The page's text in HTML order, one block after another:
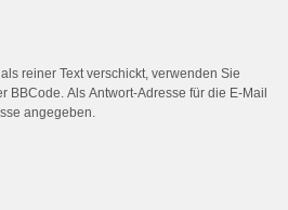
reiner Text verschickt, verwenden Sie
BBCode. Als Antwort-Adresse für die E-Mail
angegeben.